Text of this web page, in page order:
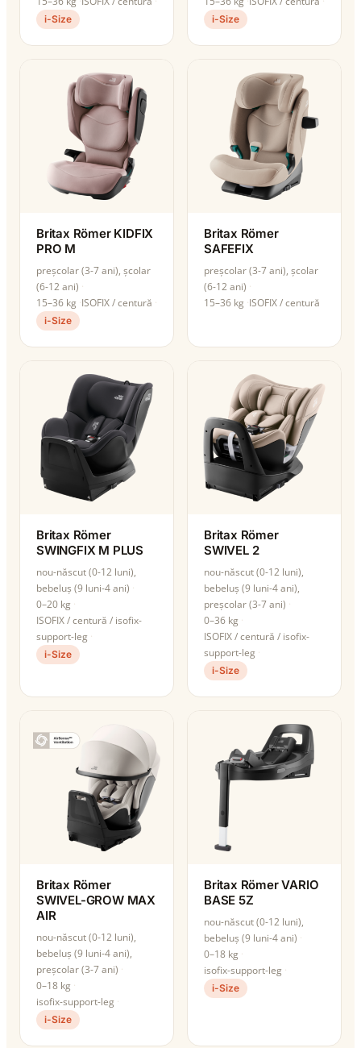
i-Size i-Size
Britax Römer KIDFIX
PRO M
preșcolar (3-7 ani), școlar
(6-12 ani)
15–36 kg ISOFIX / centură
i-Size
Britax Römer
SAFEFIX
preșcolar (3-7 ani), școlar
(6-12 ani)
15–36 kg ISOFIX / centură
Britax Römer
SWINGFIX M PLUS
nou-născut (0-12 luni),
bebeluș (9 luni-4 ani)
0–20 kg
ISOFIX / centură / isofix-
support-leg
i-Size
Britax Römer
SWIVEL 2
nou-născut (0-12 luni),
bebeluș (9 luni-4 ani),
preșcolar (3-7 ani)
0–36 kg
ISOFIX / centură / isofix-
support-leg
i-Size
Britax Römer
SWIVEL-GROW MAX
AIR
nou-născut (0-12 luni),
bebeluș (9 luni-4 ani),
preșcolar (3-7 ani)
0–18 kg
isofix-support-leg
i-Size
Britax Römer VARIO
BASE 5Z
nou-născut (0-12 luni),
bebeluș (9 luni-4 ani)
0–18 kg
isofix-support-leg
i-Size